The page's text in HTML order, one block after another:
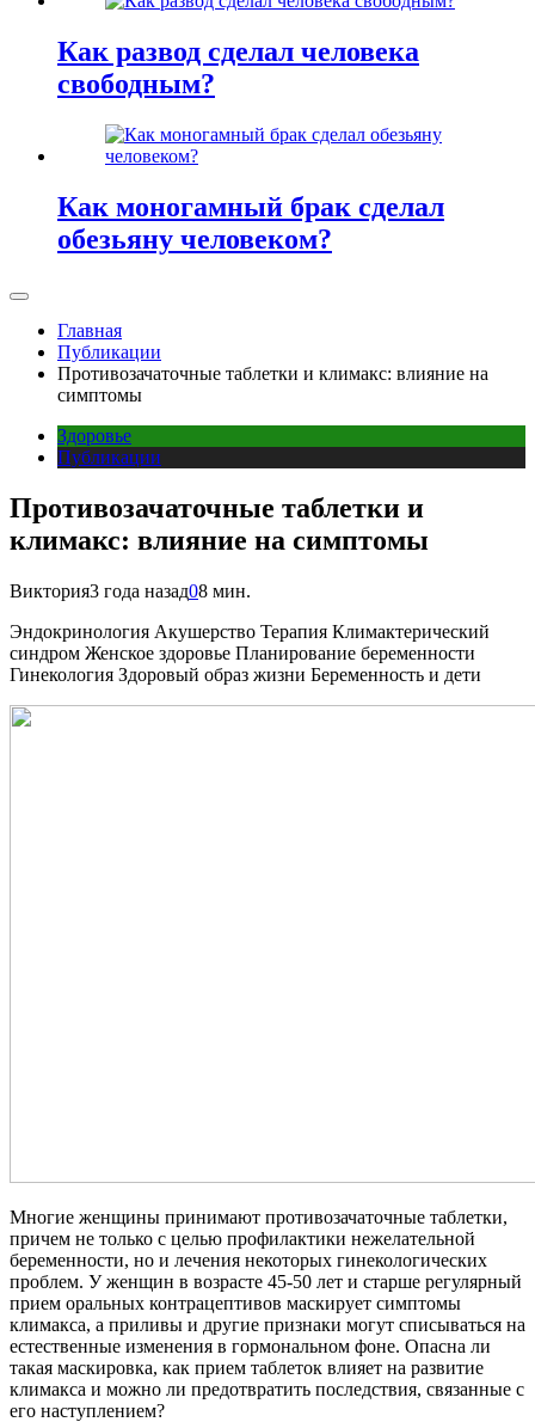
Как развод сделал человека
свободным?
Как моногамный брак сделал
обезьяну человеком?
Главная
Публикации
Противозачаточные таблетки и климакс: влияние на
симптомы
Здоровье
Публикации
Противозачаточные таблетки и
климакс: влияние на симптомы
Виктория3 года назад08 мин.
Эндокринология Акушерство Терапия Климактерический
синдром Женское здоровье Планирование беременности
Гинекология Здоровый образ жизни Беременность и дети
Многие женщины принимают противозачаточные таблетки,
причем не только с целью профилактики нежелательной
беременности, но и лечения некоторых гинекологических
проблем. У женщин в возрасте 45-50 лет и старше регулярный
прием оральных контрацептивов маскирует симптомы
климакса, а приливы и другие признаки могут списываться на
естественные изменения в гормональном фоне. Опасна ли
такая маскировка, как прием таблеток влияет на развитие
климакса и можно ли предотвратить последствия, связанные с
его наступлением?